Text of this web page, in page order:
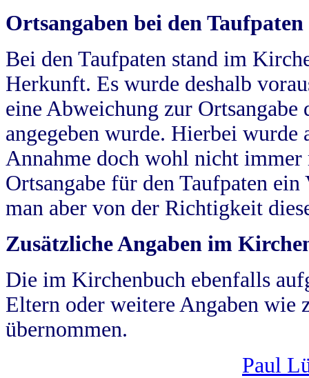
Ortsangaben bei den Taufpaten
Bei den Taufpaten stand im
Herkunft. Es wurde deshalb
eine Abweichung zur
angegeben wurde. Hierbei wurde
Annahme doch wohl nicht
Ortsangabe für den Taufpaten
man aber von der Richtigkeit
Zusätzliche Angaben im
Die im Kirchenbuch ebenfalls
Eltern oder weitere Angaben wie
übernommen.
Paul